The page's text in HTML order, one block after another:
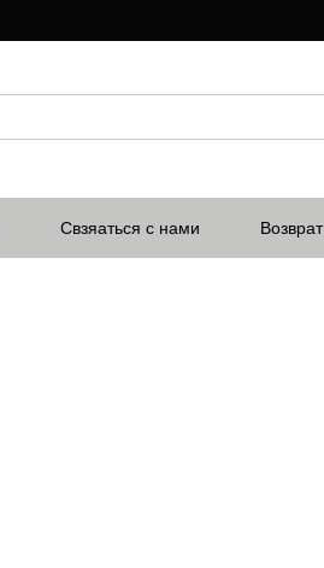
Свзяаться с нами Возврат